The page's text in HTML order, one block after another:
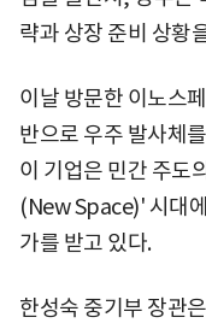
략과 상장 준비 상황
이날 방문한 이노스
반으로 우주 발사체
이 기업은 민간 주도
(New Space)' 시대
가를 받고 있다.
한성숙 중기부 장관